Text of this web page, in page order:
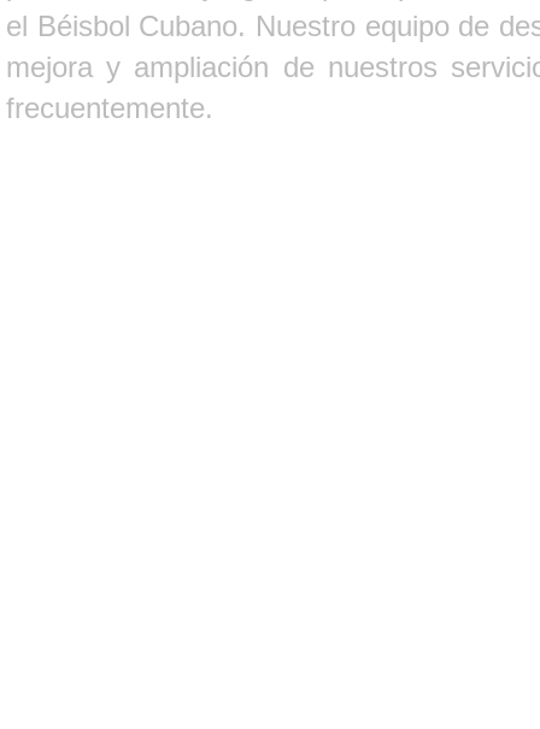
el Béisbol Cubano. Nuestro equipo de
mejora y ampliación de nuestros
frecuentemente.